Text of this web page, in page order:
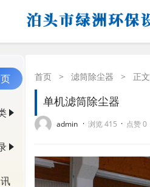
首页 > 滤筒除尘器 > 正文
单机滤筒除尘器
admin · 浏览 415 · 点赞 0